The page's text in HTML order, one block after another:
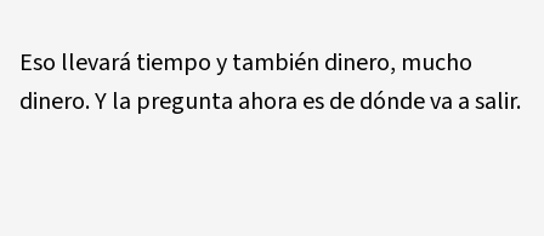
Eso llevará tiempo y también dinero, mucho
dinero. Y la pregunta ahora es de dónde va a salir.